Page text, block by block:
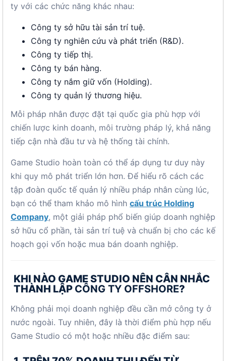
ty với các chức năng khác nhau:
Công ty sở hữu tài sản trí tuệ.
Công ty nghiên cứu và phát triển (R&D).
Công ty tiếp thị.
Công ty bán hàng.
Công ty nắm giữ vốn (Holding).
Công ty quản lý thương hiệu.
Mỗi pháp nhân được đặt tại quốc gia phù hợp với
chiến lược kinh doanh, môi trường pháp lý, khả năng
tiếp cận nhà đầu tư và hệ thống tài chính.
Game Studio hoàn toàn có thể áp dụng tư duy này
khi quy mô phát triển lớn hơn. Để hiểu rõ cách các
tập đoàn quốc tế quản lý nhiều pháp nhân cùng lúc,
bạn có thể tham khảo mô hình cấu trúc Holding
Company, một giải pháp phổ biến giúp doanh nghiệp
sở hữu cổ phần, tài sản trí tuệ và chuẩn bị cho các kế
hoạch gọi vốn hoặc mua bán doanh nghiệp.
KHI NÀO GAME STUDIO NÊN CÂN NHẮC
THÀNH LẬP CÔNG TY OFFSHORE?
Không phải mọi doanh nghiệp đều cần mở công ty ở
nước ngoài. Tuy nhiên, đây là thời điểm phù hợp nếu
Game Studio có một hoặc nhiều đặc điểm sau: